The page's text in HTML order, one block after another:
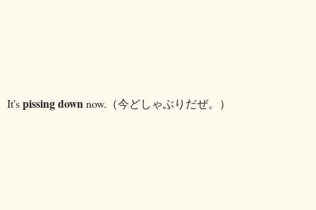
It'spissing downnow.（今どしゃぶりだぜ。）